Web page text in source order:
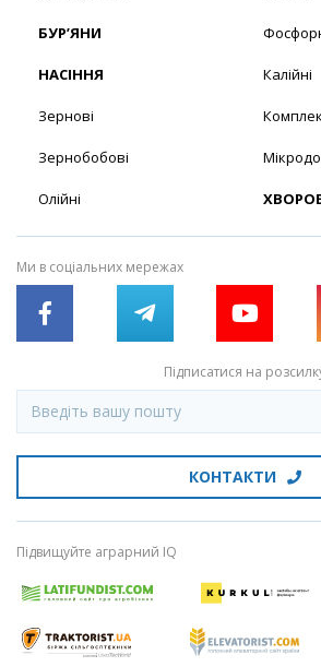
БУР’ЯНИ
НАСІННЯ
Зернові
Зернобобові
Олійні
Калійні
Ми в соціальних мережах
Підписатися на
КОНТАКТИ
Підвищуйте аграрний IQ